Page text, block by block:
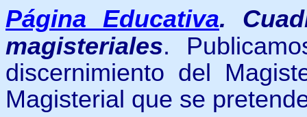
Página Educativa.
magisteriales.
discernimiento del
Magisterial que se